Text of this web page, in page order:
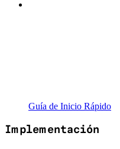
Guía de Inicio Rápido
Implementación